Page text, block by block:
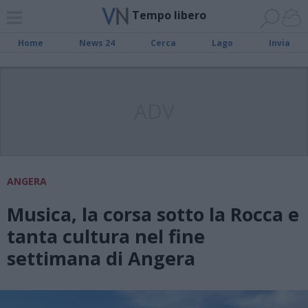
Tempo libero
Home News 24 Cerca Lago Invia
ANGERA
Musica, la corsa sotto la Rocca e
tanta cultura nel fine
settimana di Angera